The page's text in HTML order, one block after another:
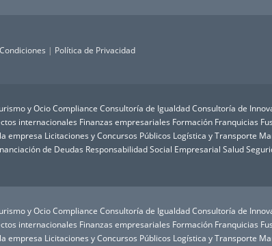
| Política de Privacidad
y Ocio Compliance Consultoría de Igualdad Consultoría de
internacionales Finanzas empresariales Formación Franquicias
empresa Licitaciones y Concursos Públicos Logística y Transporte
de Deudas Responsabilidad Social Empresarial Salud
y Ocio Compliance Consultoría de Igualdad Consultoría de
internacionales Finanzas empresariales Formación Franquicias
empresa Licitaciones y Concursos Públicos Logística y Transporte